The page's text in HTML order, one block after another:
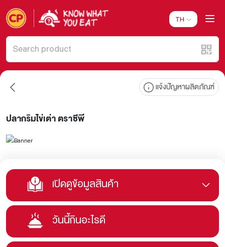
TH
แจ้งปัญหาผลิตภัณฑ์
ปลากริมไข่เต่า ตราซีพี
เปิดดูข้อมูลสินค้า
วันนี้กินอะไรดี